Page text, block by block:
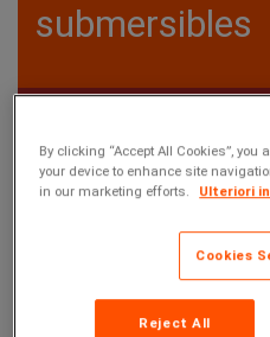
submersibles
Pompes à usage
By clicking “Accept All Cookies”,
your device to enhance site
in our marketing efforts.
Ulteriori
Cookies
Reject All